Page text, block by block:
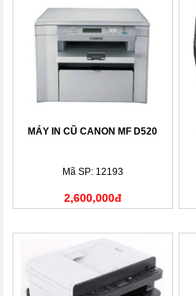
MÁY IN CŨ CANON MF D520
Mã SP: 12193
2,600,000đ